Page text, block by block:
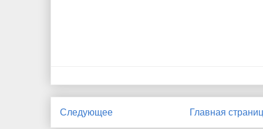
Следующее Главная